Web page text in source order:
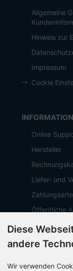
Allgemeine
Hinweis zur
Impressum
Cookie
Online
Hersteller
Liefer- und
Öffentliche
Diese
andere
Wir verwenden